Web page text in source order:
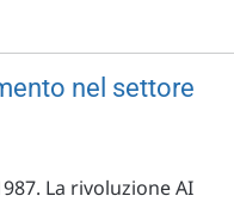
nel settore
La rivoluzione AI